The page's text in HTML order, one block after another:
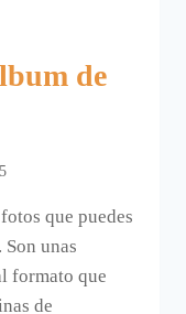
de
que puedes
unas
formato que
de